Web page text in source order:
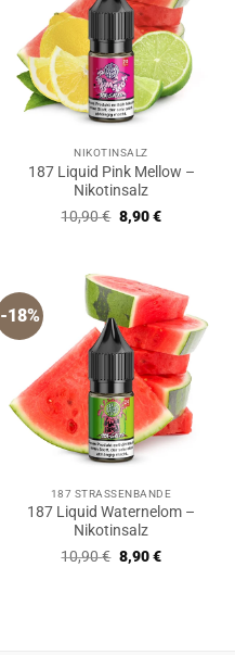
NIKOTINSALZ
187 Liquid Pink Mellow –
Nikotinsalz
10,90€ Ursprünglicher
Preis
8,90€Aktueller
-18%
187 STRASSENBANDE
187 Liquid Waternelom –
Nikotinsalz
10,90€ Ursprünglicher
Preis
8,90€Aktueller